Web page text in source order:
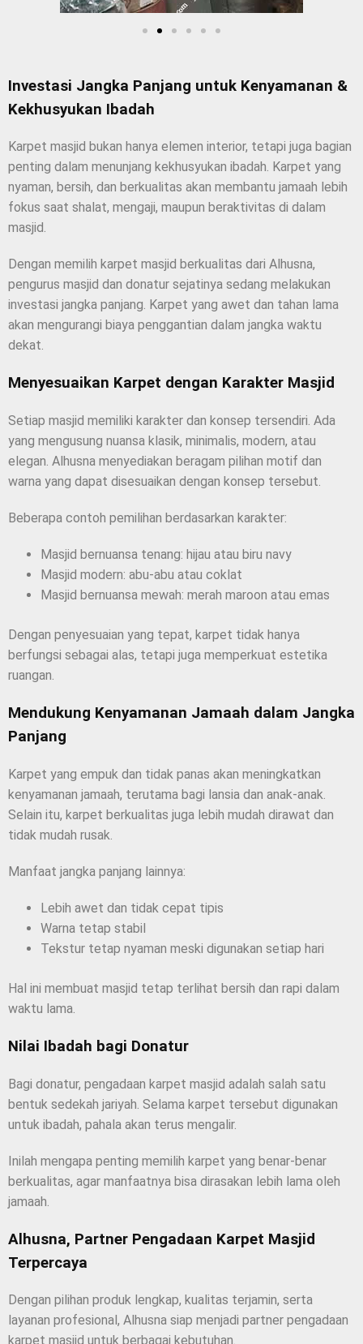
Investasi Jangka Panjang untuk Kenyamanan &
Kekhusyukan Ibadah
Karpet masjid bukan hanya elemen interior, tetapi juga bagian
penting dalam menunjang kekhusyukan ibadah. Karpet yang
nyaman, bersih, dan berkualitas akan membantu jamaah lebih
fokus saat shalat, mengaji, maupun beraktivitas di dalam
masjid.
Dengan memilih karpet masjid berkualitas dari Alhusna,
pengurus masjid dan donatur sejatinya sedang melakukan
investasi jangka panjang. Karpet yang awet dan tahan lama
akan mengurangi biaya penggantian dalam jangka waktu
dekat.
Menyesuaikan Karpet dengan Karakter Masjid
Setiap masjid memiliki karakter dan konsep tersendiri. Ada
yang mengusung nuansa klasik, minimalis, modern, atau
elegan. Alhusna menyediakan beragam pilihan motif dan
warna yang dapat disesuaikan dengan konsep tersebut.
Beberapa contoh pemilihan berdasarkan karakter:
Masjid bernuansa tenang: hijau atau biru navy
Masjid modern: abu-abu atau coklat
Masjid bernuansa mewah: merah maroon atau emas
Dengan penyesuaian yang tepat, karpet tidak hanya
berfungsi sebagai alas, tetapi juga memperkuat estetika
ruangan.
Mendukung Kenyamanan Jamaah dalam Jangka
Panjang
Karpet yang empuk dan tidak panas akan meningkatkan
kenyamanan jamaah, terutama bagi lansia dan anak-anak.
Selain itu, karpet berkualitas juga lebih mudah dirawat dan
tidak mudah rusak.
Manfaat jangka panjang lainnya:
Lebih awet dan tidak cepat tipis
Warna tetap stabil
Tekstur tetap nyaman meski digunakan setiap hari
Hal ini membuat masjid tetap terlihat bersih dan rapi dalam
waktu lama.
Nilai Ibadah bagi Donatur
Bagi donatur, pengadaan karpet masjid adalah salah satu
bentuk sedekah jariyah. Selama karpet tersebut digunakan
untuk ibadah, pahala akan terus mengalir.
Inilah mengapa penting memilih karpet yang benar-benar
berkualitas, agar manfaatnya bisa dirasakan lebih lama oleh
jamaah.
Alhusna, Partner Pengadaan Karpet Masjid
Terpercaya
Dengan pilihan produk lengkap, kualitas terjamin, serta
layanan profesional, Alhusna siap menjadi partner pengadaan
karpet masjid untuk berbagai kebutuhan.